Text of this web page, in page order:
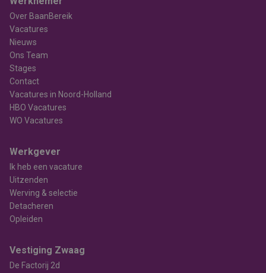
Over BaanBereik
Vacatures
Nieuws
Ons Team
Stages
Contact
Vacatures in Noord-Holland
HBO Vacatures
WO Vacatures
Werkgever
Ik heb een vacature
Uitzenden
Werving & selectie
Detacheren
Opleiden
Vestiging Zwaag
De Factorij 2d